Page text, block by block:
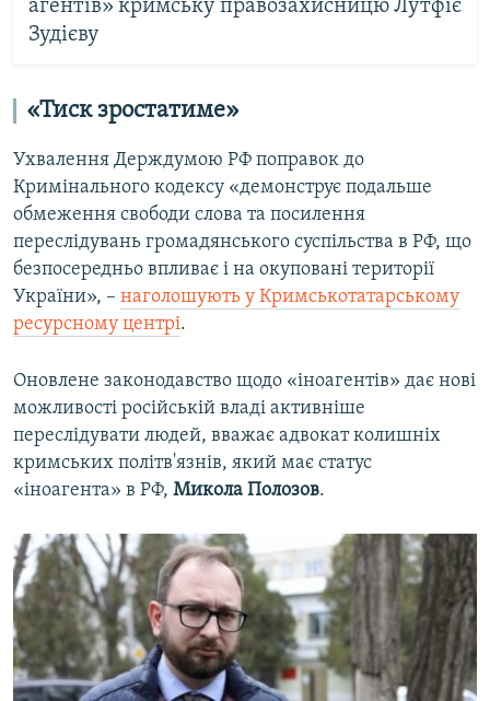
агентів» кримську правозахисницю Лутфіє
Зудієву
«Тиск зростатиме»
Ухвалення Держдумою РФ поправок до
Кримінального кодексу «демонструє подальше
обмеження свободи слова та посилення
переслідувань громадянського суспільства в РФ, що
безпосередньо впливає і на окуповані території
України», – наголошують у Кримськотатарському
ресурсному центрі.
Оновлене законодавство щодо «іноагентів» дає нові
можливості російській владі активніше
переслідувати людей, вважає адвокат колишніх
кримських політв'язнів, який має статус
«іноагента» в РФ, Микола Полозов.